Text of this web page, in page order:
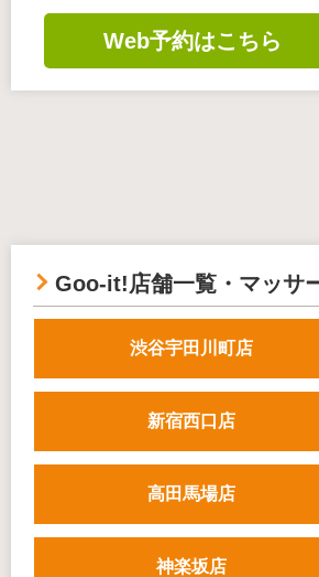
Web予約はこちら
Goo-it!店舗一覧・マッサ
渋谷宇田川町店
新宿西口店
高田馬場店
神楽坂店